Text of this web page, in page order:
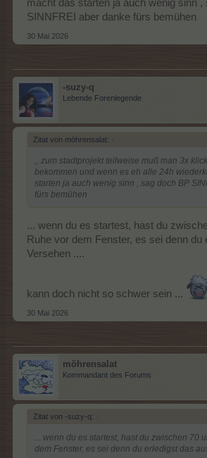
Neonställen füllen. Ich habe also 8 mal das
Upgrades für die Ställe in der Menagerie
Hallo eggi62,
deren Upgrades anzeigen lassen. In der
z.B. xxl eingeben und dann werden dir nur
angezeigt, die in deinem Bestand sind. Wenn
Upgrade auswählst, wirst du gefragt,
möchtest. Wenn du die Menge bestätigst,
Grundbaum als auch Upgrades aufgestellt.
vorhandenen Menge der Grundbäume.
Leider kann man die Stapelhallen im
setzen. Der Feher it bereits bekannt und
Anzeige bei händischem Aufstellen:
Den Anhang 112682 ansehen
Dein Problem (und das aller anderen
Upgrade für den Protestschweinestall habe
dann vorkommen können. Bei
immer Probleme, die dann aber bei Meldung
konnten.
Die Layer für die Meisterprojekte kann man
man das Projekt einfach einmal startet.
abgelaufen ist und ein neues gestartet
wenn man die Meisterklasse nicht spielt, hat
Vorteil, dass man bei "zufälliger" Erledigung
Brelohnung bekommt, die man nicht erhält,
macht das starten ja auch wenig sinn ,
SINNFREI aber danke fürs bemühen
30 Mai 2026
-suzy-q
Lebende Forenlegende
Zitat von möhrensalat: ↑
,, zum stadtprojekt teilweise muß man 3x
bekommen und wenn es eh alle 24h
starten ja auch wenig sinn , sag doch BP
fürs bemühen
... wenn du es startest, hast du
Ruhe vor dem Fenster, es sei denn du
Versehen ....
kann doch nicht so schwer sein ...
30 Mai 2026
möhrensalat
Kommandant des Forums
Zitat von -suzy-q: ↑
... wenn du es startest, hast du zwischen 70
dem Fenster, es sei denn du erledigst das